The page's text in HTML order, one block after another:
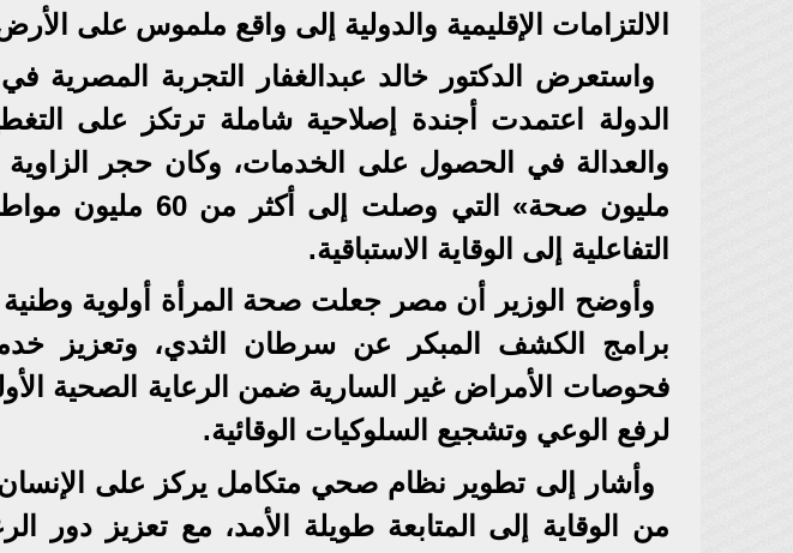
الالتزامات الإقليمية والدولية إلى واقع ملموس على
واستعرض الدكتور خالد عبدالغفار التجربة المصرية
الدولة اعتمدت أجندة إصلاحية شاملة ترتكز على
مليون صحة» التي
التفاعلية إلى الوقاية الاستباقية.
وأوضح الوزير أن مصر جعلت صحة المرأة أولوية
برامج الكشف المبكر عن سرطان الثدي، وتعزيز
فحوصات الأمراض غير السارية ضمن الرعاية الصحية
لرفع الوعي وتشجيع السلوكيات الوقائية.
وأشار إلى تطوير نظام صحي متكامل يركز على
من الوقاية إلى المتابعة طويلة الأمد، مع تعزيز دور